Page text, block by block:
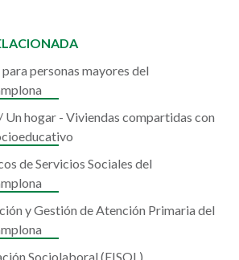
personas mayores del
Un hogar - Viviendas compartidas con
de Servicios Sociales del
y Gestión de Atención Primaria del
Sociolaboral (EISOL)